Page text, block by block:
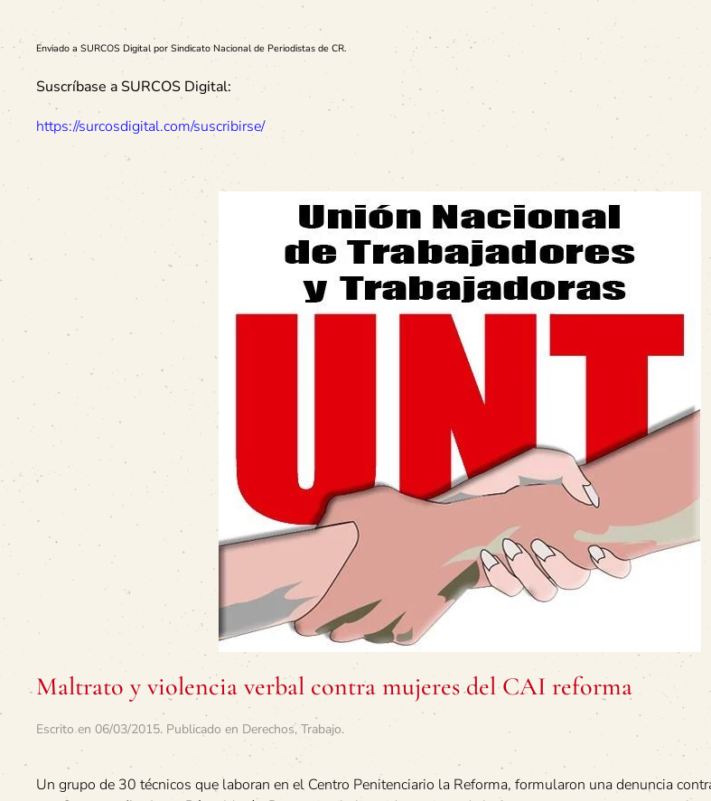
Enviado a SURCOS Digital por Sindicato Nacional de Periodistas de CR.
Suscríbase a SURCOS Digital:
https://surcosdigital.com/suscribirse/
Maltrato y violencia verbal contra mujeres del CAI reforma
Escrito en 06/03/2015. Publicado en Derechos, Trabajo.
Un grupo de 30 técnicos que laboran en el Centro Penitenciario la Reforma, formularon una denuncia